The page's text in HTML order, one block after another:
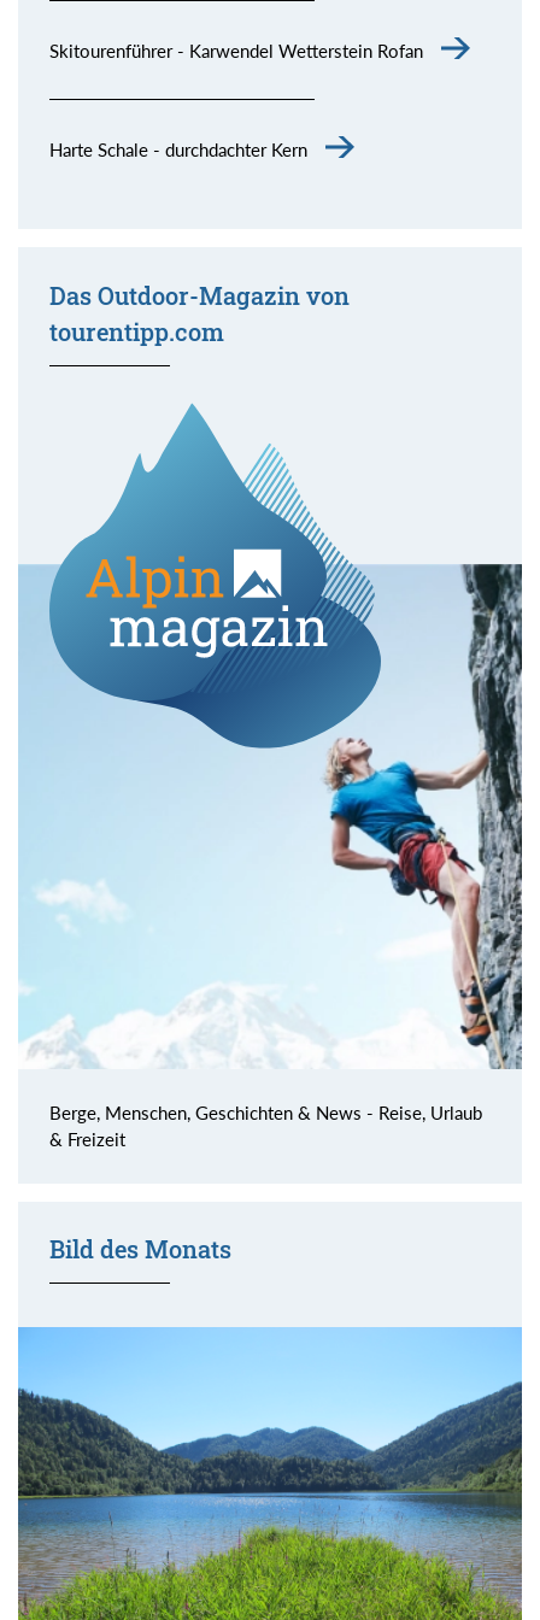
Skitourenführer - Karwendel Wetterstein Rofan
Harte Schale - durchdachter Kern
Das Outdoor-Magazin von
tourentipp.com
Berge, Menschen, Geschichten & News - Reise, Urlaub
& Freizeit
Bild des Monats